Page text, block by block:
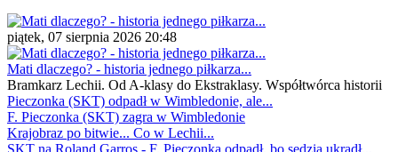
piątek, 07 sierpnia 2026 20:48
Mati dlaczego? - historia jednego piłkarza...
Bramkarz Lechii. Od A-klasy do Ekstraklasy. Współtwórca historii
Pieczonka (SKT) odpadł w Wimbledonie, ale...
F. Pieczonka (SKT) zagra w Wimbledonie
Krajobraz po bitwie... Co w Lechii...